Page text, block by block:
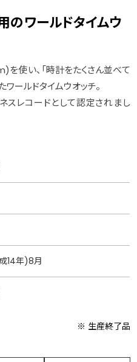
のワールドタイムウ
使い、「時計をたくさん並べて
ールドタイムウオッチ。
スレコードとして認定されまし
14年)8月
※ 生産終了品